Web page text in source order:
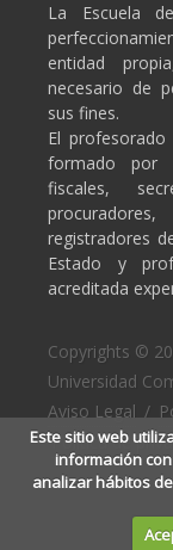
La Escuela
entidad
necesario de
sus fines.
El
formado por
fiscales,
registradores
Estado y
acreditada
Copyrights ©
Universidad
Aviso Legal /
Politica de
Este sitio web
información
analizar hábitos